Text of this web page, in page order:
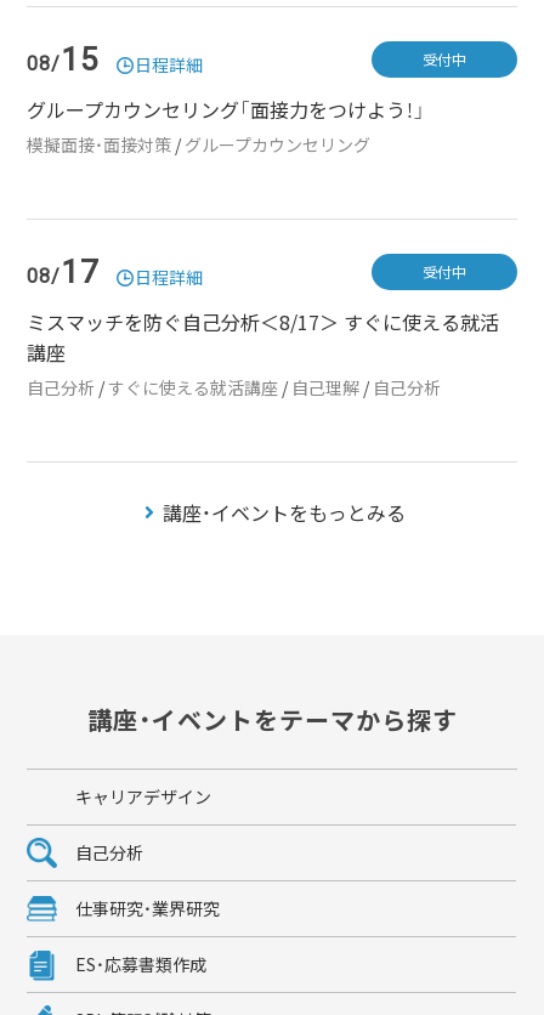
08/15 日程詳細
グループカウンセリング「面接力をつけよう！」
模擬面接・面接対策 /グループカウンセリング
受付中
08/17 日程詳細
ミスマッチを防ぐ自己分析＜8/17＞ すぐに使える就活
講座
自己分析 /すぐに使える就活講座 / 自己理解 / 自己分析
受付中
講座・イベントをもっとみる
講座・イベントをテーマから探す
キャリアデザイン
自己分析
仕事研究・業界研究
ES・応募書類作成